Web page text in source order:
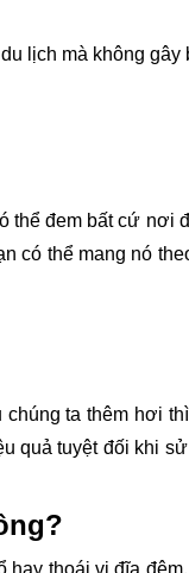
lịch mà không gây
thể đem bất cứ
thể mang nó
ta thêm hơi
quả tuyệt đối khi
thoái vị đĩa